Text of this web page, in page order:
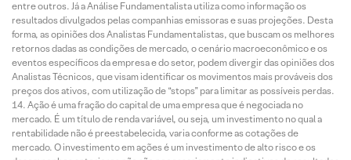
entre outros. Já a Análise Fundamentalista utiliza como informação os
resultados divulgados pelas companhias emissoras e suas projeções. Desta
forma, as opiniões dos Analistas Fundamentalistas, que buscam os melhores
retornos dadas as condições de mercado, o cenário macroeconômico e os
eventos específicos da empresa e do setor, podem divergir das opiniões dos
Analistas Técnicos, que visam identificar os movimentos mais prováveis dos
preços dos ativos, com utilização de “stops” para limitar as possíveis perdas.
Ação é uma fração do capital de uma empresa que é negociada no
mercado. É um título de renda variável, ou seja, um investimento no qual a
rentabilidade não é preestabelecida, varia conforme as cotações de
mercado. O investimento em ações é um investimento de alto risco e os